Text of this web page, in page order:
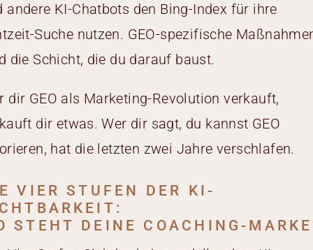
andere KI-Chatbots den Bing-Index für ihre
Suche nutzen. GEO-spezifische
die Schicht, die du darauf baust.
dir GEO als Marketing-Revolution verkauft,
dir etwas. Wer dir sagt, du kannst GEO
hat die letzten zwei Jahre verschlafen.
VIER STUFEN DER KI-
STEHT DEINE COACHING-